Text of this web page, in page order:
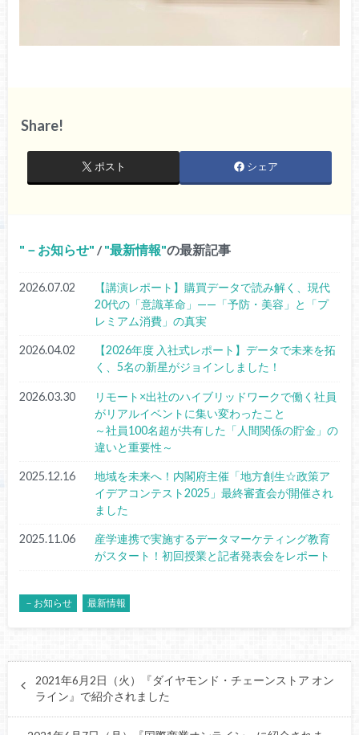
Share!
ポスト シェア
－お知らせ / 最新情報 の最新記事
2026.07.02
【講演レポート】購買データで読み解く、現代
20代の「意識革命」——「予防・美容」と「プ
レミアム消費」の真実
2026.04.02
【2026年度 入社式レポート】データで未来を拓
く、5名の新星がジョインしました！
2026.03.30
リモート×出社のハイブリッドワークで働く社員
がリアルイベントに集い変わったこと
～社員100名超が共有した「人間関係の貯金」の
違いと重要性～
2025.12.16
地域を未来へ！内閣府主催「地方創生☆政策ア
イデアコンテスト2025」最終審査会が開催され
ました
2025.11.06
産学連携で実施するデータマーケティング教育
がスタート！初回授業と記者発表会をレポート
－お知らせ 最新情報
2021年6月2日（火）『ダイヤモンド・チェーンストア オン
ライン』で紹介されました